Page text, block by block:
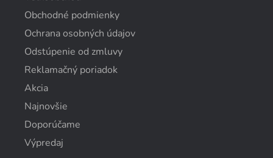
Obchodné podmienky
Ochrana osobných údajov
Odstúpenie od zmluvy
Reklamačný poriadok
Akcia
Najnovšie
Doporúčame
Výpredaj